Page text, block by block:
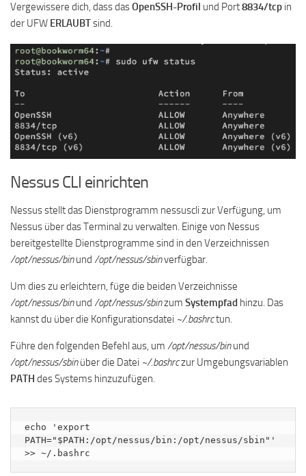
Vergewissere dich, dass dasOpenSSH-Profil und Port8834/tcp in
der UFW ERLAUBTsind.
Nessus CLI einrichten
Nessus stellt das Dienstprogramm nessuscli zur Verfügung, um
Nessus über das Terminal zu verwalten. Einige von Nessus
bereitgestellte Dienstprogramme sind in den Verzeichnissen
/opt/nessus/binund /opt/nessus/sbinverfügbar.
Um dies zu erleichtern, füge die beiden Verzeichnisse
/opt/nessus/binund /opt/nessus/sbinzum Systempfad hinzu. Das
kannst du über die Konfigurationsdatei ~/.bashrctun.
Führe den folgenden Befehl aus, um /opt/nessus/binund
/opt/nessus/sbinüber die Datei ~/.bashrczur Umgebungsvariablen
PATH des Systems hinzuzufügen.
echo 'export
PATH="$PATH:/opt/nessus/bin:/opt/nessus/sbin"'
>> ~/.bashrc